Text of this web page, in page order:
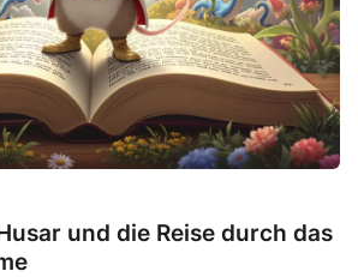
und die Reise durch das